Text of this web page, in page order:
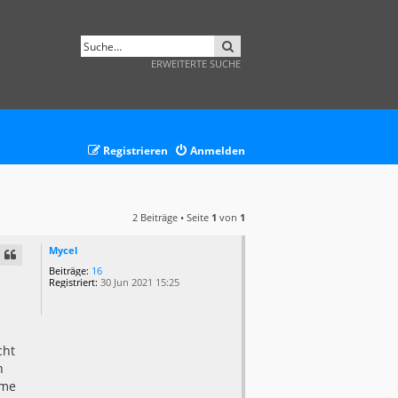
ERWEITERTE SUCHE
Anmelden
Registrieren
2 Beiträge • Seite 1 von 1
Mycel
Beiträge: 16
Registriert: 30 Jun 2021 15:25